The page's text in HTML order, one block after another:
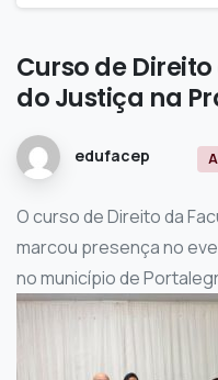
Cursode Direito
doJustiça na
edufacep
O curso de Direito da
marcou presença no
no município de